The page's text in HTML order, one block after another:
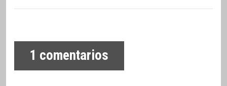
1 comentarios